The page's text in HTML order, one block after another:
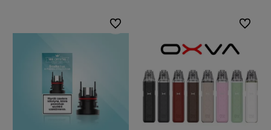
Do ulubionych Do